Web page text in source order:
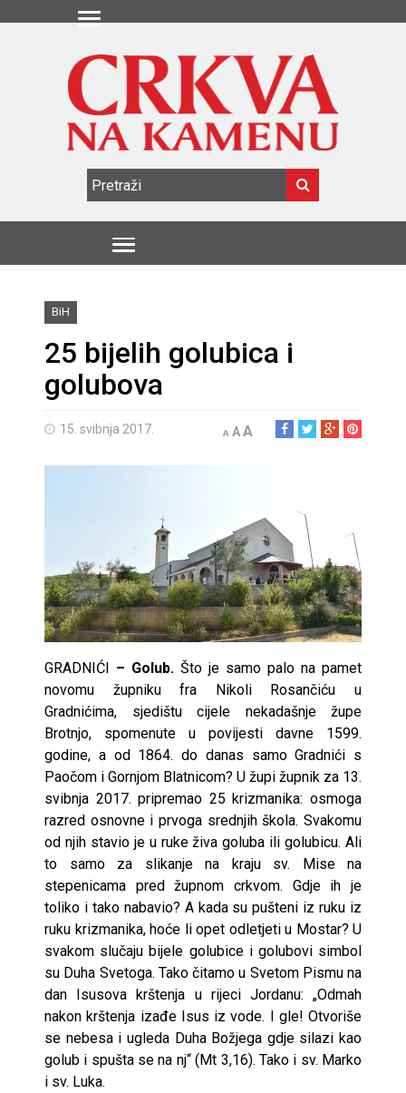
BiH
25 bijelih golubica i
golubova
15. svibnja 2017. A AA
GRADNIĆI – Golub. Što je samo palo na pamet
novomu župniku fra Nikoli Rosančiću u
Gradnićima, sjedištu cijele nekadašnje župe
Brotnjo, spomenute u povijesti davne 1599.
godine, a od 1864. do danas samo Gradnići s
Paočom i Gornjom Blatnicom? U župi župnik za 13.
svibnja 2017. pripremao 25 krizmanika: osmoga
razred osnovne i prvoga srednjih škola. Svakomu
od njih stavio je u ruke živa goluba ili golubicu. Ali
to samo za slikanje na kraju sv. Mise na
stepenicama pred župnom crkvom. Gdje ih je
toliko i tako nabavio? A kada su pušteni iz ruku iz
ruku krizmanika, hoće li opet odletjeti u Mostar? U
svakom slučaju bijele golubice i golubovi simbol
su Duha Svetoga. Tako čitamo u Svetom Pismu na
dan Isusova krštenja u rijeci Jordanu: „Odmah
nakon krštenja izađe Isus iz vode. I gle! Otvoriše
se nebesa i ugleda Duha Božjega gdje silazi kao
golub i spušta se na nj“ (Mt 3,16). Tako i sv. Marko
i sv. Luka.